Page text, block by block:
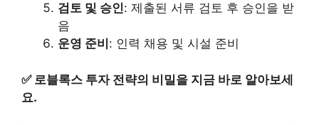
검토 및 승인: 제출된 서류 검토 후 승인을 받
음
운영 준비 : 인력 채용 및 시설 준비
✅ 로블록스 투자 전략의 비밀을 지금 바로 알아보세
요.